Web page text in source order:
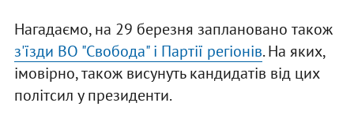
Нагадаємо, на 29 березня заплановано також
з'їзди ВО "Свобода" і Партії регіонів. На яких,
імовірно, також висунуть кандидатів від цих
політсил у президенти.